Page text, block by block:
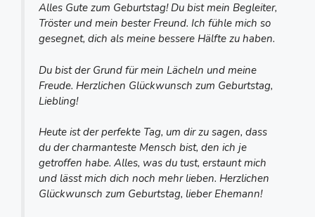
Alles Gute zum Geburtstag! Du bist mein Begleiter,
Tröster und mein bester Freund. Ich fühle mich so
gesegnet, dich als meine bessere Hälfte zu haben.
Du bist der Grund für mein Lächeln und meine
Freude. Herzlichen Glückwunsch zum Geburtstag,
Liebling!
Heute ist der perfekte Tag, um dir zu sagen, dass
du der charmanteste Mensch bist, den ich je
getroffen habe. Alles, was du tust, erstaunt mich
und lässt mich dich noch mehr lieben. Herzlichen
Glückwunsch zum Geburtstag, lieber Ehemann!